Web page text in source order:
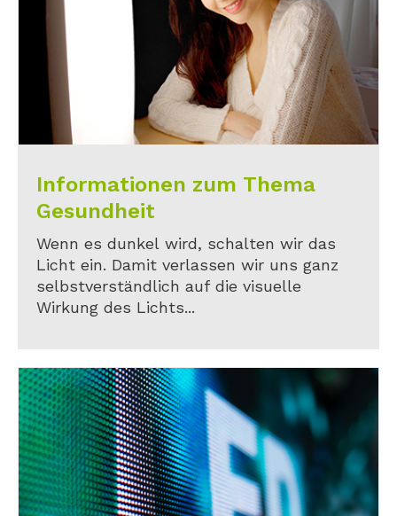
Informationen zum Thema
Gesundheit
Wenn es dunkel wird, schalten wir das
Licht ein. Damit verlassen wir uns ganz
selbstverständlich auf die visuelle
Wirkung des Lichts...